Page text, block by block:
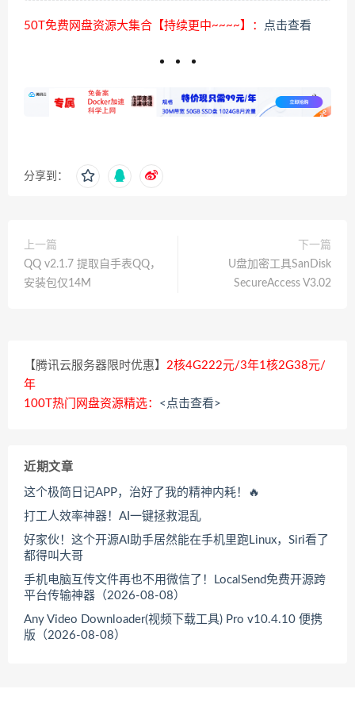
50T免费网盘资源大集合【持续更中~~~~】： 点击查看
分享到：
上一篇
QQ v2.1.7 提取自手表QQ，
安装包仅14M
下一篇
U盘加密工具SanDisk
SecureAccess V3.02
【腾讯云服务器限时优惠】 2核4G222元/3年1核2G38元/
年
100T热门网盘资源精选： <点击查看>
近期文章
这个极简日记APP，治好了我的精神内耗！🔥
打工人效率神器！AI一键拯救混乱
好家伙！这个开源AI助手居然能在手机里跑Linux，Siri看了
都得叫大哥
手机电脑互传文件再也不用微信了！LocalSend免费开源跨
平台传输神器（2026-08-08）
Any Video Downloader(视频下载工具) Pro v10.4.10 便携
版（2026-08-08）